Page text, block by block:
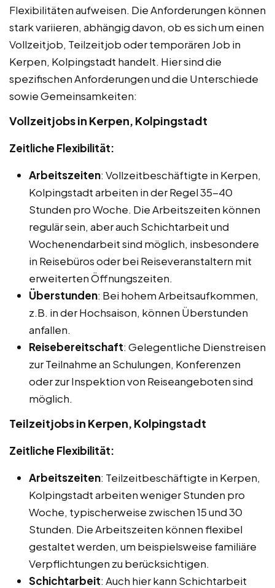
Flexibilitäten aufweisen. Die Anforderungen können
stark variieren, abhängig davon, ob es sich um einen
Vollzeitjob, Teilzeitjob oder temporären Job in
Kerpen, Kolpingstadt handelt. Hier sind die
spezifischen Anforderungen und die Unterschiede
sowie Gemeinsamkeiten:
Vollzeitjobs in Kerpen, Kolpingstadt
Zeitliche Flexibilität:
Arbeitszeiten: Vollzeitbeschäftigte in Kerpen,
Kolpingstadt arbeiten in der Regel 35-40
Stunden pro Woche. Die Arbeitszeiten können
regulär sein, aber auch Schichtarbeit und
Wochenendarbeit sind möglich, insbesondere
in Reisebüros oder bei Reiseveranstaltern mit
erweiterten Öffnungszeiten.
Überstunden: Bei hohem Arbeitsaufkommen,
z.B. in der Hochsaison, können Überstunden
anfallen.
Reisebereitschaft: Gelegentliche Dienstreisen
zur Teilnahme an Schulungen, Konferenzen
oder zur Inspektion von Reiseangeboten sind
möglich.
Teilzeitjobs in Kerpen, Kolpingstadt
Zeitliche Flexibilität:
Arbeitszeiten: Teilzeitbeschäftigte in Kerpen,
Kolpingstadt arbeiten weniger Stunden pro
Woche, typischerweise zwischen 15 und 30
Stunden. Die Arbeitszeiten können flexibel
gestaltet werden, um beispielsweise familiäre
Verpflichtungen zu berücksichtigen.
Schichtarbeit: Auch hier kann Schichtarbeit